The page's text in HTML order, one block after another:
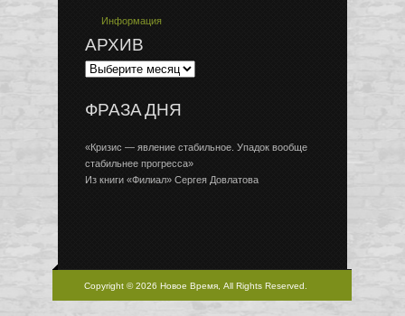
Информация
АРХИВ
ФРАЗА ДНЯ
«Кризис — явление стабильное. Упадок вообще
стабильнее прогресса»
Из книги «Филиал» Сергея Довлатова
Copyright © 2026 Новое Время, All Rights Reserved.